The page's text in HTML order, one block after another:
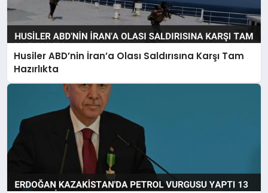
Husiler ABD’nin İran’a Olası Saldırısına Karşı Tam
Hazırlıkta